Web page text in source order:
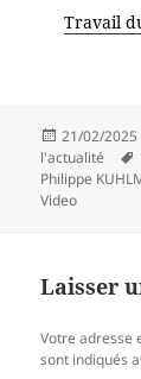
Travail
Publié
le
21/02/2025
l'actualité
Philippe
Video
Laisser
Votre adresse
sont indiqués